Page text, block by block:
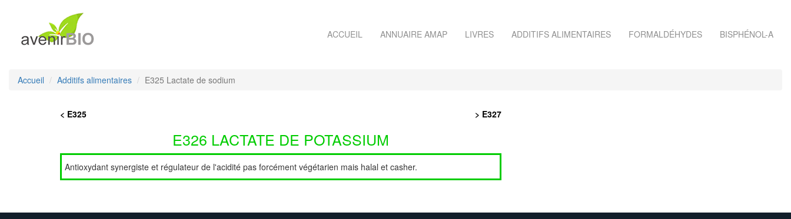
ACCUEIL ANNUAIRE AMAP LIVRES ADDITIFS ALIMENTAIRES FORMALDÉHYDES BISPHÉNOL-A
Accueil Additifs alimentaires E325 Lactate de sodium
< E325 > E327
E326 LACTATE DE POTASSIUM
Antioxydant synergiste et régulateur de l'acidité pas forcément végétarien mais halal et casher.